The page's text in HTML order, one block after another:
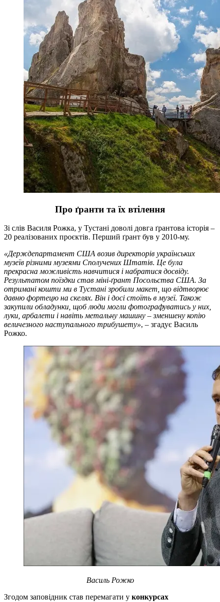
Про ґранти та їх втілення
Зі слів Василя Рожка, у Тустані доволі довга ґрантова історія –
20 реалізованих проєктів. Перший ґрант був у 2010-му.
«Держдепартамент США возив директорів українських
музеїв різними музеями Сполучених Штатів. Це була
прекрасна можливість навчитися і набратися досвіду.
Результатом поїздки став міні-ґрант Посольства США. За
отримані кошти ми в Тустані зробили макет, що відтворює
давню фортецю на скелях. Він і досі стоїть в музеї. Також
закупили обладунки, щоб люди могли фотографуватись у них,
луки, арбалети і навіть метальну машину – зменшену копію
величезного наступального трибушету», – згадує Василь
Рожко.
Василь Рожко
Згодом заповідник став перемагати у конкурсах